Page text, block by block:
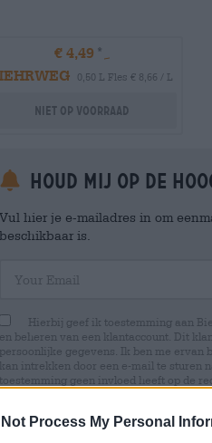
Not Process My Personal
€ 4,49
0,50 L Fles € 8,66 / L
Niet op voorraad
Houd mij op de
Vul hier je e-mailadres in om
beschikbaar is.
Hierbij geef ik toestemming aan
en beheren van een klantaccount. Dit
persoonlijke gegevens. Ik ben me
kan intrekken door een e-mail te sturen
toestemming geen invloed heeft op de